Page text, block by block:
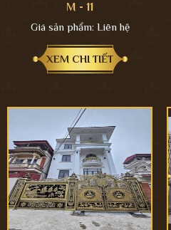
M - 11
Giá sản phẩm: Liên hệ
XEM CHI TIẾT